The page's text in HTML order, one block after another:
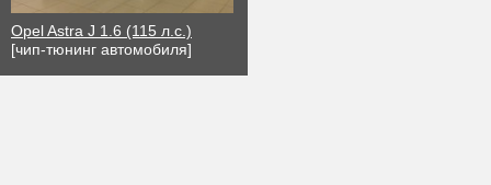
Opel Astra J 1.6 (115 л.с.)
[чип-тюнинг автомобиля]